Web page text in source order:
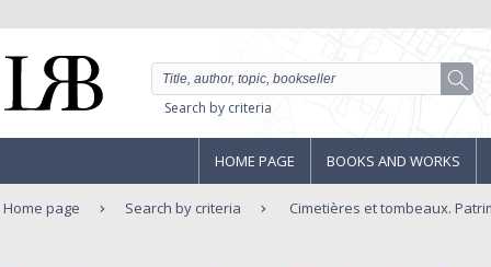
Search by criteria
HOME PAGE BOOKS AND WORKS
Home page Search by criteria Cimetières et tombeaux.